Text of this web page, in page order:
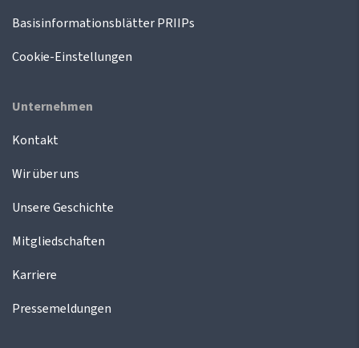
Basisinformationsblätter PRIIPs
Cookie-Einstellungen
Unternehmen
Kontakt
Wir über uns
Unsere Geschichte
Mitgliedschaften
Karriere
Pressemeldungen